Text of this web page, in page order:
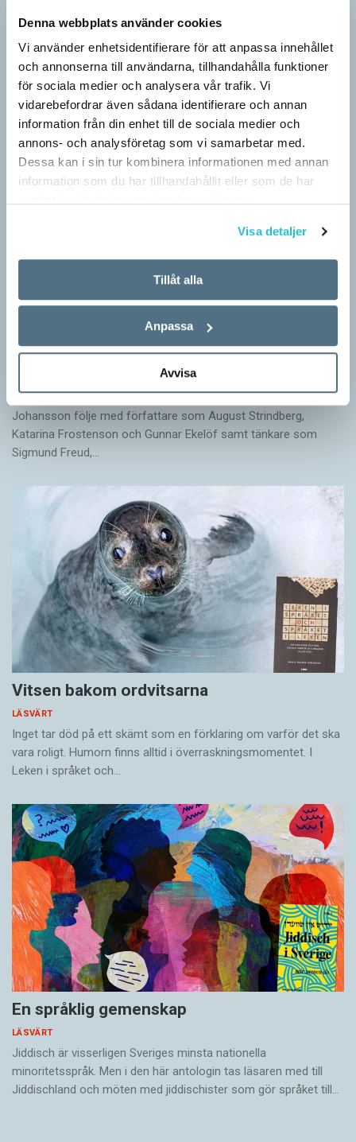
Denna webbplats använder cookies
Vi använder enhetsidentifierare för att anpassa innehållet
och annonserna till användarna, tillhandahålla funktioner
för sociala medier och analysera vår trafik. Vi
vidarebefordrar även sådana identifierare och annan
information från din enhet till de sociala medier och
annons- och analysföretag som vi samarbetar med.
Dessa kan i sin tur kombinera informationen med annan
information som du har tillhandahållit eller som de har
Visa detaljer
Tillåt alla
Anpassa
Avvisa
Berättelsen är nu ett säljverktyg
Narrativ, ’berättelse; subjektivt färgad uppfattning’, var en av
nykomlingarna i 2026 års upplaga av Svenska Akademiens
ordlista, SAOL. Som adjektiv har narrativ, ’berättande’, funnits
Egna tankar om andras skrivande
I boken Om skrivande slår psykoanalytikern Per Magnus
Johansson följe med författare som August Strindberg,
Katarina Frostenson och Gunnar Ekelöf samt tänkare som
Sigmund Freud,…
Vitsen bakom ordvitsarna
LÄSVÄRT
Inget tar död på ett skämt som en förklaring om varför det ska
vara roligt. Humorn finns alltid i överrask­ningsmomentet. I
Leken i språket och…
En språklig gemenskap
LÄSVÄRT
Jiddisch är visserligen Sveriges minsta nationella
minoritetsspråk. Men i den här antologin tas läsaren med till
Jiddischland och möten med jiddischister som gör språket till…